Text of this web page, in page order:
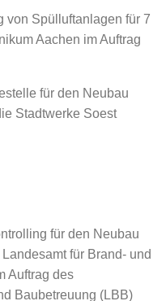
von Spülluftanlagen für 7
Aachen im Auftrag
für den Neubau
Stadtwerke Soest
für den Neubau
für Brand- und
Auftrag des
Baubetreuung (LBB)